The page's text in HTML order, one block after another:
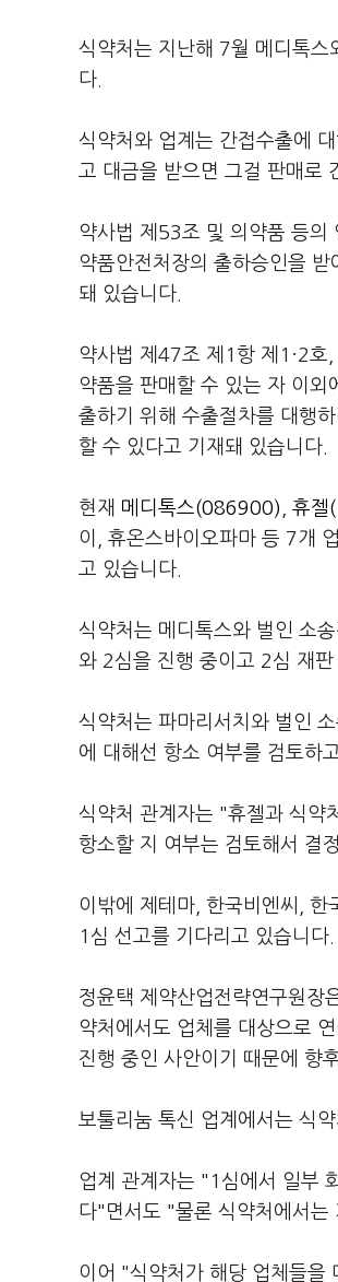
식약처는 지난해 7월 메디톡스
다.
식약처와 업계는 간접수출에
고 대금을 받으면 그걸 판매로
약사법 제53조 및 의약품 등의
약품안전처장의 출하승인을
돼 있습니다.
약사법 제47조 제1항 제1·2호
약품을 판매할 수 있는 자 이
출하기 위해 수출절차를 대행
할 수 있다고 기재돼 있습니다.
현재 메디톡스(086900) 휴젤
이, 휴온스바이오파마 등 7개
고 있습니다.
식약처는 메디톡스와 벌인 소
와 2심을 진행 중이고 2심 재
식약처는 파마리서치와 벌인
에 대해선 항소 여부를 검토하
식약처 관계자는 "휴젤과 식약
항소할 지 여부는 검토해서 결
이밖에 제테마, 한국비엔씨, 한
1심 선고를 기다리고 있습니다.
정윤택 제약산업전략연구원장
약처에서도 업체를 대상으로
진행 중인 사안이기 때문에 향
보툴리눔 톡신 업계에서는 식
업계 관계자는 "1심에서 일부
다"면서도 "물론 식약처에서는
이어 "식약처가 해당 업체들을